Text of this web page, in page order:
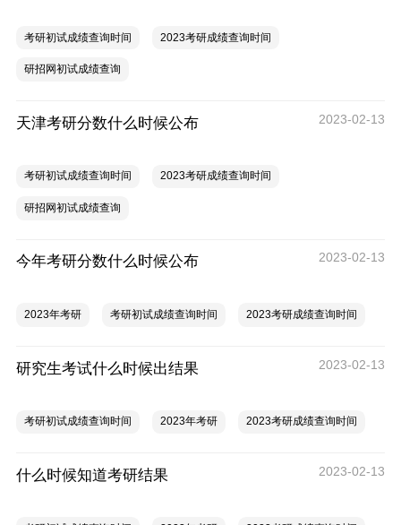
考研初试成绩查询时间 2023考研成绩查询时间
研招网初试成绩查询
天津考研分数什么时候公布 2023-02-13
考研初试成绩查询时间 2023考研成绩查询时间
研招网初试成绩查询
今年考研分数什么时候公布 2023-02-13
2023年考研 考研初试成绩查询时间 2023考研成绩查询时间
研究生考试什么时候出结果 2023-02-13
考研初试成绩查询时间 2023年考研 2023考研成绩查询时间
什么时候知道考研结果 2023-02-13